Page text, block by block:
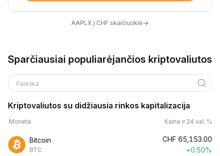
AAPLX į CHF skaičiuoklė→
Sparčiausiai populiarėjančios kriptovaliutos
Paieška
Kriptovaliutos su didžiausia rinkos kapitalizacija
Moneta Kaina ir 24 val. %
Bitcoin
BTC
CHF 65,153.00
+0.50%